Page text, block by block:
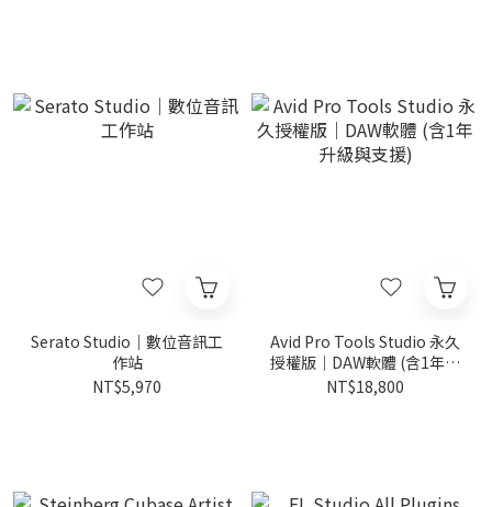
Serato Studio｜數位音訊工
作站
NT$5,970
Avid Pro Tools Studio 永久
授權版｜DAW軟體 (含1年升
級與支援)
NT$18,800